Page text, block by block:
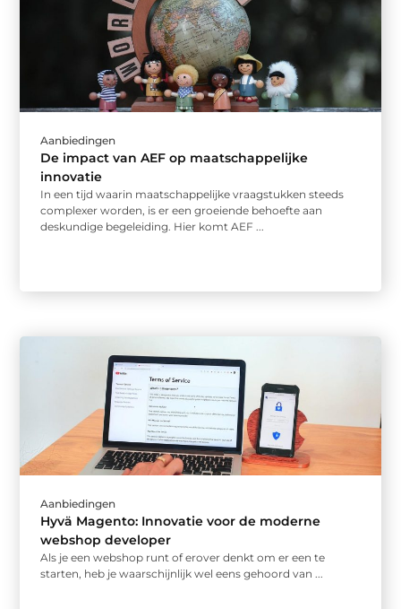
Aanbiedingen
De impact van AEF op maatschappelijke
innovatie
In een tijd waarin maatschappelijke vraagstukken steeds
complexer worden, is er een groeiende behoefte aan
deskundige begeleiding. Hier komt AEF ...
Aanbiedingen
Hyvä Magento: Innovatie voor de moderne
webshop developer
Als je een webshop runt of erover denkt om er een te
starten, heb je waarschijnlijk wel eens gehoord van ...